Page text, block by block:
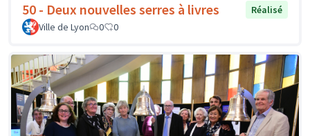
50 - Deux nouvelles serres à livres
Réalisé
Ville de Lyon
0 0